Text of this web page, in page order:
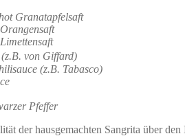
Granatapfelsaft
von Giffard)
(z.B. Tabasco)
Pfeffer
der hausgemachten Sangrita über